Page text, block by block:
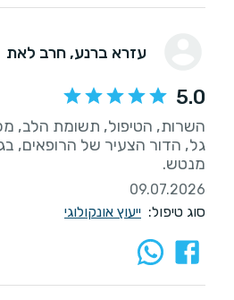
עזרא ברנע, חרב לאת
5.0
מנטש.
09.07.2026
סוג טיפול: ייעוץ אונקולוגי